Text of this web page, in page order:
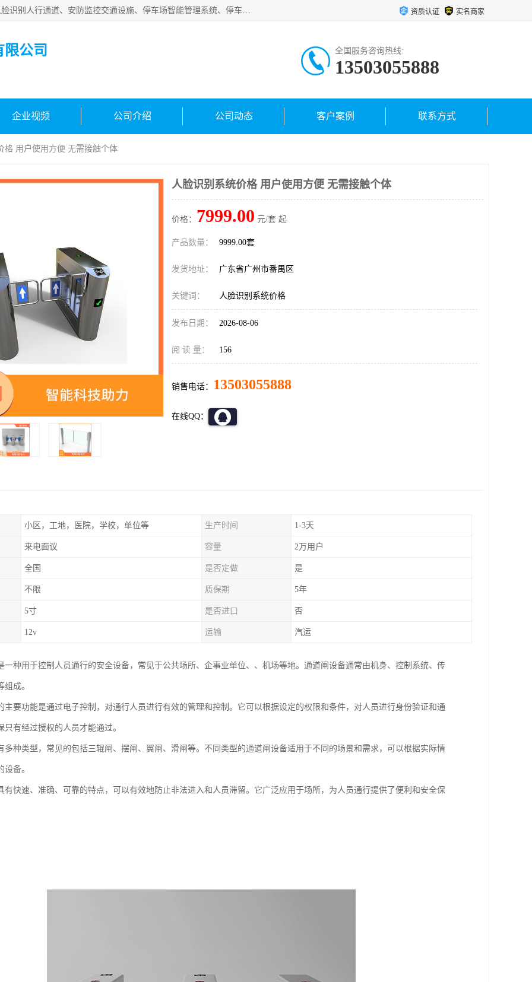
广州百灵智能科技有限公司是一家专业从事车牌识别系统、人脸识别人行通道、安防监控交通设施、停车场智能管理系统、停车场云平台、车牌识别一体机、自动道闸、通道设备、交通设施及交通划线等产品研发、生产和销售的高新技术企业。 资质认证 实名商家
公司 全国服务咨询热线:
13503055888
企业视频 公司介绍 公司动态 客户案例 联系方式
格 用户使用方便 无需接触个体
人脸识别系统价格 用户使用方便 无需接触个体
价格： 7999.00 元/套 起
产品数量： 9999.00套
发货地址： 广东省广州市番禺区
关键词： 人脸识别系统价格
发布日期： 2026-08-06
阅 读 量： 156
销售电话： 13503055888
在线QQ：
小区，工地，医院，学校，单位等 生产时间 1-3天
来电面议 容量 2万用户
全国 是否定做 是
不限 质保期 5年
5寸 是否进口 否
12v 运输 汽运
一种用于控制人员通行的安全设备，常见于公共场所、企事业单位、、机场等地。通道闸设备通常由机身、控制系统、传
组成。
主要功能是通过电子控制，对通行人员进行有效的管理和控制。它可以根据设定的权限和条件，对人员进行身份验证和通
只有经过授权的人员才能通过。
多种类型，常见的包括三辊闸、摆闸、翼闸、滑闸等。不同类型的通道闸设备适用于不同的场景和需求，可以根据实际情
设备。
有快速、准确、可靠的特点，可以有效地防止非法进入和人员滞留。它广泛应用于场所，为人员通行提供了便利和安全保